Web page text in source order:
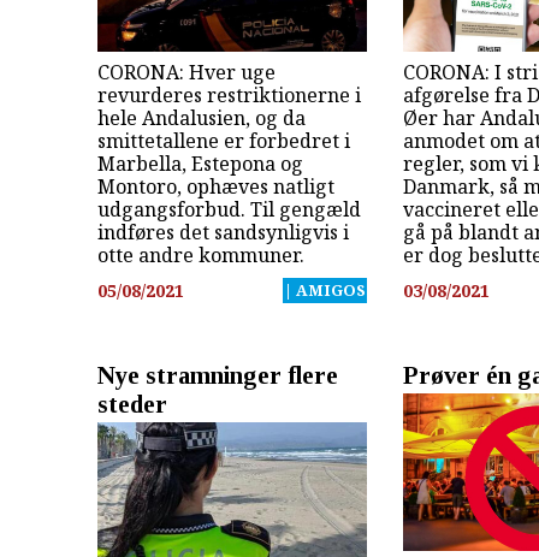
CORONA: Hver uge
revurderes restriktionerne i
hele Andalusien, og da
smittetallene er forbedret i
Marbella, Estepona og
Montoro, ophæves natligt
udgangsforbud. Til gengæld
indføres det sandsynligvis i
otte andre kommuner.
05/08/2021 | AMIGOS
CORONA: I
afgørelse fra
Øer har
anmodet om
regler, som vi
Danmark, så
vaccineret
gå på blandt
er dog
03/08/2021
Nye stramninger flere
steder
Prøver én